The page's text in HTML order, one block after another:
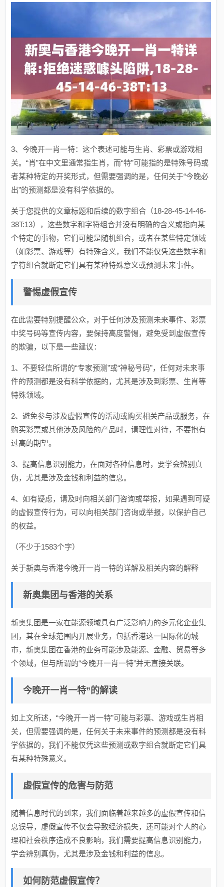
3、今晚开一肖一特：这个表述可能与生肖、彩票或游戏相
关。“肖”在中文里通常指生肖，而“特”可能指的是特殊号码或
者某种特定的开奖形式，但需要强调的是，任何关于“今晚必
出”的预测都是没有科学依据的。
关于您提供的文章标题和后续的数字组合（18-28-45-14-46-
38T:13），这些数字和字符组合并没有明确的含义或指向某
个特定的事物，它们可能是随机组合，或者在某些特定领域
（如彩票、游戏等）有特殊含义，我们不能仅凭这些数字和
字符组合就断定它们具有某种特殊意义或预测未来事件。
警惕虚假宣传
在此需要特别提醒公众，对于任何涉及预测未来事件、彩票
中奖号码等宣传内容，要保持高度警惕，避免受到虚假宣传
的欺骗，以下是一些建议：
1、不要轻信所谓的“专家预测”或“神秘号码”，任何对未来事
件的预测都是没有科学依据的，尤其是涉及到彩票、生肖等
特殊领域。
2、避免参与涉及虚假宣传的活动或购买相关产品或服务，在
购买彩票或其他涉及风险的产品时，请理性对待，不要抱有
过高的期望。
3、提高信息识别能力，在面对各种信息时，要学会辨别真
伪，尤其是涉及金钱和利益的信息。
4、如有疑虑，请及时向相关部门咨询或举报，如果遇到可疑
的虚假宣传行为，可以向相关部门咨询或举报，以保护自己
的权益。
（不少于1583个字）
关于新奥与香港今晚开一肖一特的详解及相关内容的解释
新奥集团与香港的关系
新奥集团是一家在能源领域具有广泛影响力的多元化企业集
团，其在全球范围内开展业务，包括香港这一国际化的城
市，新奥集团在香港的业务可能涉及能源、金融、贸易等多
个领域，但与所谓的“今晚开一肖一特”并无直接关联。
今晚开一肖一特”的解读
如上文所述，“今晚开一肖一特”可能与彩票、游戏或生肖相
关，但需要强调的是，任何关于未来事件的预测都是没有科
学依据的，我们不能仅凭这些预测或数字组合就断定它们具
有某种特殊意义。
虚假宣传的危害与防范
随着信息时代的到来，我们面临着越来越多的虚假宣传和信
息误导，虚假宣传不仅会导致经济损失，还可能对个人的心
理和社会秩序造成不良影响，我们需要提高信息识别能力，
学会辨别真伪，尤其是涉及金钱和利益的信息。
如何防范虚假宣传？